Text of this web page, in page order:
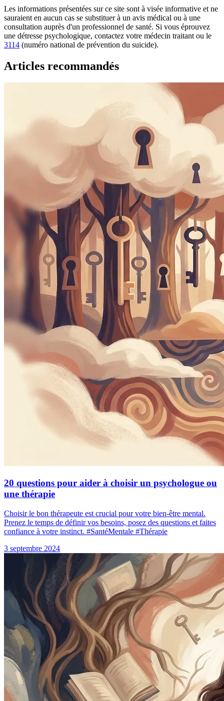
Les informations présentées sur ce site sont à visée informative et ne
sauraient en aucun cas se substituer à un avis médical ou à une
consultation auprès d'un professionnel de santé. Si vous éprouvez
une détresse psychologique, contactez votre médecin traitant ou le
3114 (numéro national de prévention du suicide).
Articles recommandés
20 questions pour aider à choisir un psychologue ou
une thérapie
Choisir le bon thérapeute est crucial pour votre bien-être mental.
Prenez le temps de définir vos besoins, posez des questions et faites
confiance à votre instinct. #SantéMentale #Thérapie
3 septembre 2024